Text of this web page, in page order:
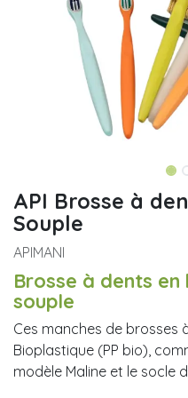
API Brosse à
Souple
APIMANI
Brosse à dents
souple
Ces manches de brosses
Bioplastique (PP bio),
modèle Maline et le socle